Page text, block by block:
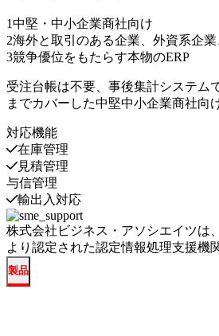
1中堅・中小企業商社向け
2海外と取引のある企業、外資系企
3競争優位をもたらす本物のERP
受注台帳は不要、事後集計システム
までカバーした中堅中小企業商社向
対応機能
在庫管理
見積管理
与信管理
輸出入対応
株式会社ビジネス・アソシエイツは
より認定された認定情報処理支援機
製品